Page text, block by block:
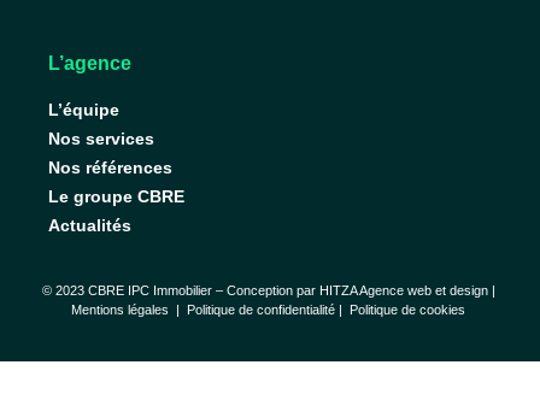
L’agence
L’équipe
Nos services
Nos références
Le groupe CBRE
Actualités
© 2023 CBRE IPC Immobilier – Conception par HITZA Agence web et design|
Mentions légales
Politique de confidentialité | Politique de cookies